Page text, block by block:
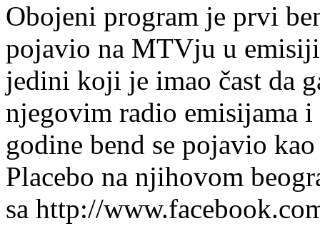
Obojeni program je prvi
pojavio na MTVju u
jedini koji je imao čast da
njegovim radio emisijama
godine bend se pojavio
Placebo na njihovom
sa http://